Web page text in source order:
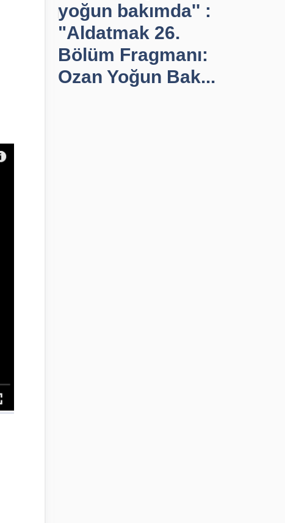
yoğun bakımda'' :
"Aldatmak 26.
Bölüm Fragmanı:
Ozan Yoğun Bak...